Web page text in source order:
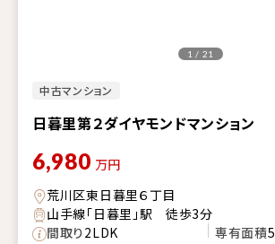
中古マンション
日暮里第２ダイヤモンドマンション
1 / 21
6,980 万円
荒川区東日暮里６丁目
山手線「日暮里」駅 徒歩3分
間取り2LDK 専有面積